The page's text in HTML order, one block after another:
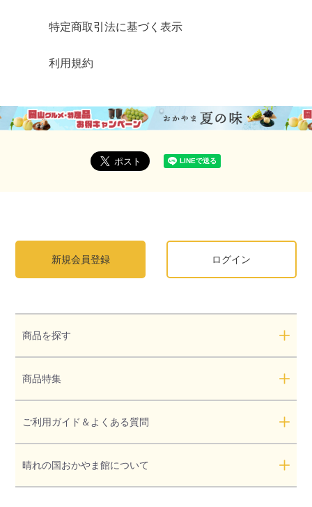
特定商取引法に基づく表示
利用規約
新規会員登録 ログイン
商品を探す
商品特集
ご利用ガイド＆よくある質問
晴れの国おかやま館について